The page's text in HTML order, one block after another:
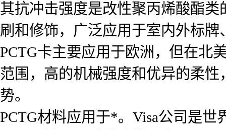
其抗冲击强度是改性聚丙烯酸酯
刷和修饰，广泛应用于室内外标
PCTG卡主要应用于欧洲，但在北
范围，高的机械强度和优异的柔
势。
PCTG材料应用于*。Visa公司是